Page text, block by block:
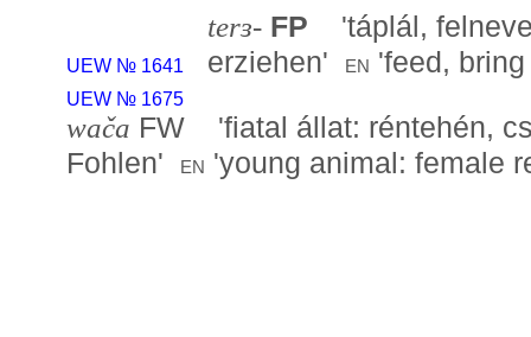
UEW № 1641
terɜ- FP 'táplál,
erziehen' en 'feed,
UEW № 1675
wača FW 'fiatal állat: réntehén,
Fohlen' en 'young animal: female